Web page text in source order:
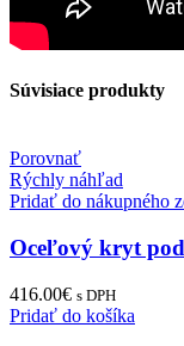
Súvisiace produkty
Porovnať
Rýchly náhľad
Pridať do nákupného
Oceľový kryt
416.00€ s DPH
Pridať do košíka